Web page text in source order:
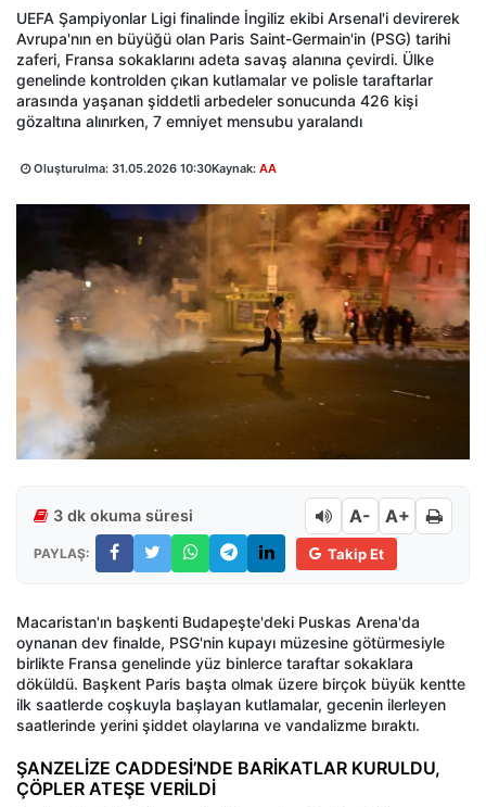
UEFA Şampiyonlar Ligi finalinde İngiliz ekibi Arsenal'i devirerek
Avrupa'nın en büyüğü olan Paris Saint-Germain'in (PSG) tarihi
zaferi, Fransa sokaklarını adeta savaş alanına çevirdi. Ülke
genelinde kontrolden çıkan kutlamalar ve polisle taraftarlar
arasında yaşanan şiddetli arbedeler sonucunda 426 kişi
gözaltına alınırken, 7 emniyet mensubu yaralandı
Oluşturulma: 31.05.2026 10:30Kaynak: AA
3 dk okuma süresi A- A+
PAYLAŞ: Takip Et
Macaristan'ın başkenti Budapeşte'deki Puskas Arena'da
oynanan dev finalde, PSG'nin kupayı müzesine götürmesiyle
birlikte Fransa genelinde yüz binlerce taraftar sokaklara
döküldü. Başkent Paris başta olmak üzere birçok büyük kentte
ilk saatlerde coşkuyla başlayan kutlamalar, gecenin ilerleyen
saatlerinde yerini şiddet olaylarına ve vandalizme bıraktı.
ŞANZELİZE CADDESİ’NDE BARİKATLAR KURULDU,
ÇÖPLER ATEŞE VERİLDİ